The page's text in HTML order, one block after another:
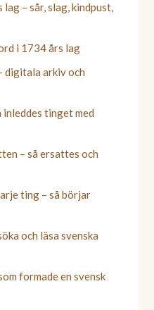
– sår, slag, kindpust,
i 1734 års lag
digitala arkiv och
tinget med
– så ersattes och
ting – så börjar
och läsa svenska
formade en svensk